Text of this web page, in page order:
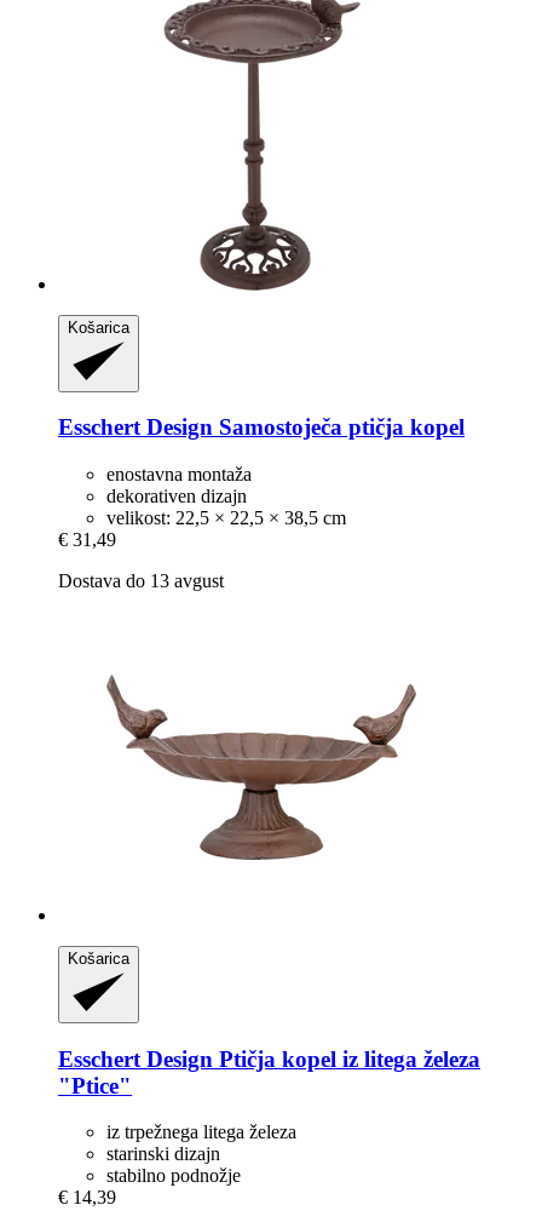
Košarica
Esschert Design Samostoječa ptičja kopel
enostavna montaža
dekorativen dizajn
velikost: 22,5 × 22,5 × 38,5 cm
€ 31,49
Dostava do 13 avgust
Košarica
Esschert Design Ptičja kopel iz litega železa
"Ptice"
iz trpežnega litega železa
starinski dizajn
stabilno podnožje
€ 14,39